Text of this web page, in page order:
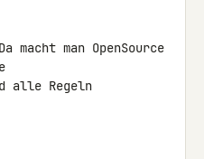
man OpenSource
alle Regeln